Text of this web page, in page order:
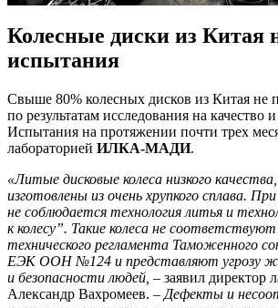
Колесные диски из Китая
испытания
Свыше 80% колесных дисков из Китая не
по результатам исследования на качество
Испытания на протяжении почти трех
лабораторией ИЛКА-МАДИ.
«Литые дисковые колеса низкого качества,
изготовлены из очень хрупкого сплава.
не соблюдается технология литья и
к колесу”. Такие колеса не
технического регламента Таможенного
ЕЭК ООН №124 и представляют угрозу
и безопасности людей, – заявил директор
Александр Вахромеев. – Дефекты и